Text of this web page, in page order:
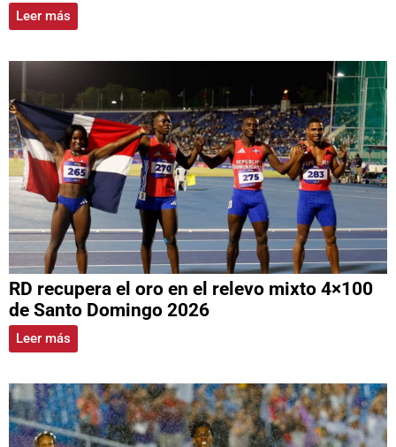
Leer más
RD recupera el oro en el relevo mixto 4×100
de Santo Domingo 2026
Leer más